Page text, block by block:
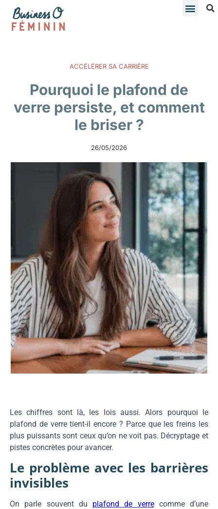
ACCÉLÉRER SA CARRIÈRE
Pourquoi le plafond de
verre persiste, et comment
le briser ?
26/05/2026
Les chiffres sont là, les lois aussi. Alors pourquoi le
plafond de verre tient-il encore ? Parce que les freins les
plus puissants sont ceux qu’on ne voit pas. Décryptage et
pistes concrètes pour avancer.
Le problème avec les barrières
invisibles
On parle souvent du plafond de verrecomme d’une